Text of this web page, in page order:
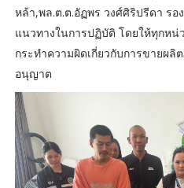
หล้า,พล.ต.ต.อัฏพร วงศ์ศิริปรีดา ร
แนวทางในการปฏิบัติ โดยให้ทุกหน่
กระทำความผิดเกี่ยวกับการขายผ
อนุญาต